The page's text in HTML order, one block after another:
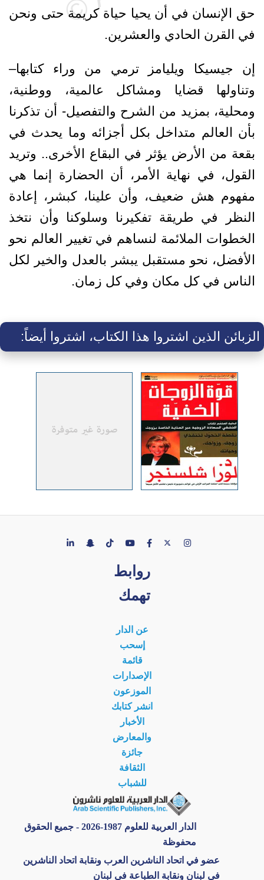
حق الإنسان في أن يحيا حياة كريمة حتى ونحن
في القرن الحادي والعشرين.
إن جيسيكا ويليامز ترمي من وراء كتابها–
وتناولها قضايا ومشاكل عالمية، ووطنية،
ومحلية، بمزيد من الشرح والتفصيل- أن تذكرنا
بأن العالم متداخل بكل أجزائه وما يحدث في
بقعة من الأرض يؤثر في البقاع الأخرى.. وتريد
القول، في نهاية الأمر، أن الحضارة إنما هي
مفهوم هش ضعيف، وأن علينا، كبشر، إعادة
النظر في طريقة تفكيرنا وسلوكنا وأن نتخذ
الخطوات الملائمة لنساهم في تغيير العالم نحو
الأفضل، نحو مستقبل يبشر بالعدل والخير لكل
الناس في كل مكان وفي كل زمان.
الزبائن الذين اشتروا هذا الكتاب، اشتروا أيضاً:
روابط
تهمك
عن الدار
إسحب
قائمة
الإصدارات
الموزعون
انشر كتابك
الأخبار
والمعارض
جائزة
الثقافة
للشباب
الدار العربية للعلوم 1987-2026 - جميع الحقوق
محفوظة
عضو في اتحاد الناشرين العرب ونقابة اتحاد الناشرين
في لبنان ونقابة الطباعة في لبنان